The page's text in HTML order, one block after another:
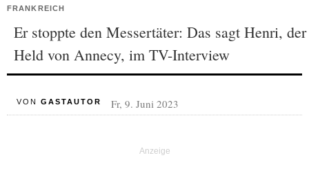
FRANKREICH
Er stoppte den Messertäter: Das sagt Henri, der
Held von Annecy, im TV-Interview
VON GASTAUTOR Fr, 9. Juni 2023